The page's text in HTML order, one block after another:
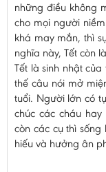
những điều không
cho mọi người
khá may mắn, thì
nghĩa này, Tết còn
Tết là sinh nhật
thế câu nói mở
tuổi. Người lớn có
chúc các cháu
còn các cụ thì
hiếu và hưởng ân